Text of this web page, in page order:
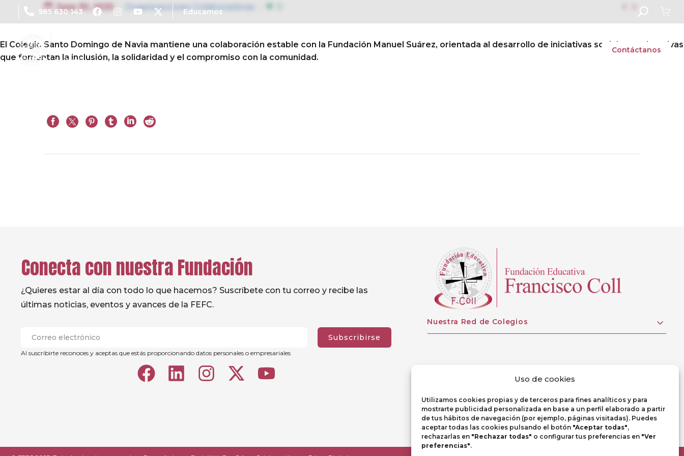
Uso de cookies
Utilizamos cookies propias y de terceros para fines analíticos y para
mostrarte publicidad personalizada en base a un perfil elaborado a partir
de tus hábitos de navegación (por ejemplo, páginas visitadas). Puedes
aceptar todas las cookies pulsando el botón "Aceptar todas",
rechazarlas en "Rechazar todas" o configurar tus preferencias en "Ver
preferencias".
985 630 143 Educamos
Conócenos Así educamos Vida escolar Admisiones Becas y Ayudas Contáctanos
June 30, 2025 Organizaciones Colaboradoras
El Colegio Santo Domingo de Navia mantiene una colaboración estable con la Fundación Manuel Suárez, orientada al desarrollo de iniciativas sociales y educativas
que fomentan la inclusión, la solidaridad y el compromiso con la comunidad.
Conecta con nuestra Fundación
¿Quieres estar al día con todo lo que hacemos? Suscríbete con tu correo y recibe las
últimas noticias, eventos y avances de la FEFC.
Subscribirse
Al suscribirte reconoces y aceptas que estás proporcionando datos personales o empresariales
Nuestra Red de Colegios